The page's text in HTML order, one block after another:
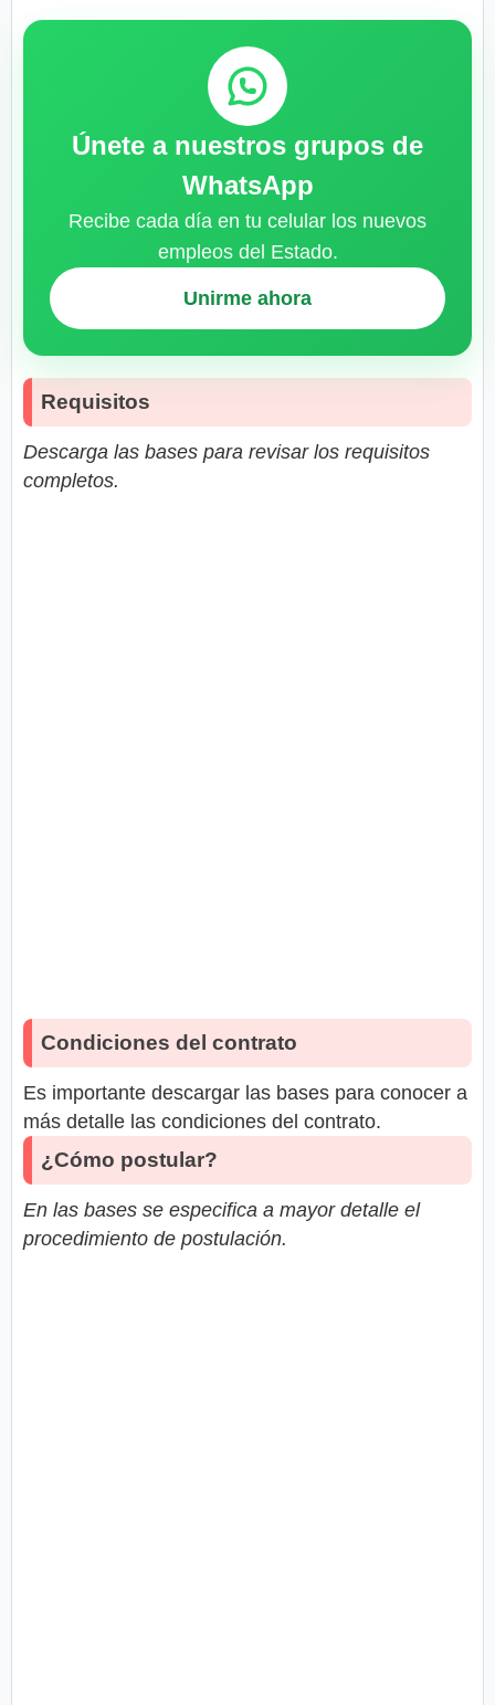
Únete a nuestros grupos de
WhatsApp
Recibe cada día en tu celular los nuevos
empleos del Estado.
Unirme ahora
Requisitos
Descarga las bases para revisar los requisitos
completos.
Condiciones del contrato
Es importante descargar las bases para conocer a
más detalle las condiciones del contrato.
¿Cómo postular?
En las bases se especifica a mayor detalle el
procedimiento de postulación.